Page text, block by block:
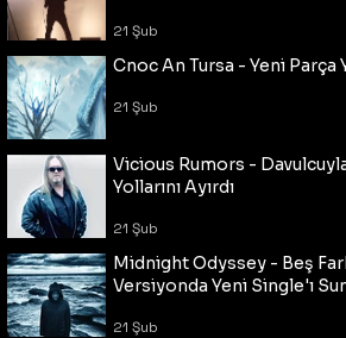
21 Şub
Cnoc An Tursa - Yeni Parça
21 Şub
Vicious Rumors -
Yollarını Ayırdı
21 Şub
Midnight Odyssey - Beş
Versiyonda Yeni Single'ı
21 Şub